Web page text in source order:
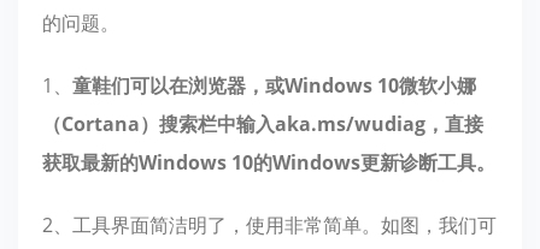
的问题。
1、 童鞋们可以在浏览器，或Windows 10微软小娜
（Cortana）搜索栏中输入aka.ms/wudiag，直接
获取最新的Windows 10的Windows更新诊断工具。
2、工具界面简洁明了，使用非常简单。如图，我们可